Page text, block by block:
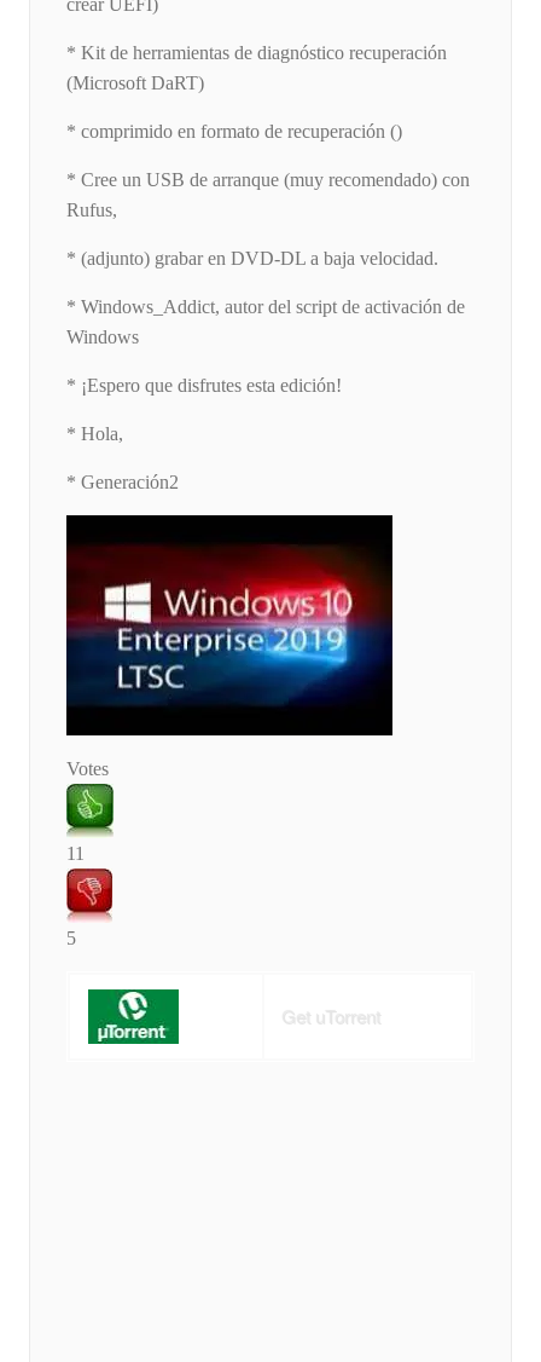
crear UEFI)
* Kit de herramientas de diagnóstico recuperación
(Microsoft DaRT)
* comprimido en formato de recuperación ()
* Cree un USB de arranque (muy recomendado) con
Rufus,
* (adjunto) grabar en DVD-DL a baja velocidad.
* Windows_Addict, autor del script de activación de
Windows
* ¡Espero que disfrutes esta edición!
* Hola,
* Generación2
Votes
11
5
Get uTorrent